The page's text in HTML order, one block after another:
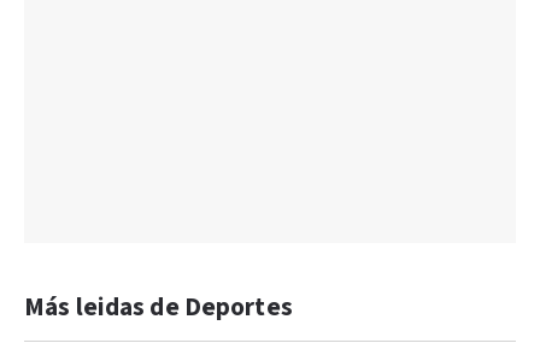
Más leidas de Deportes